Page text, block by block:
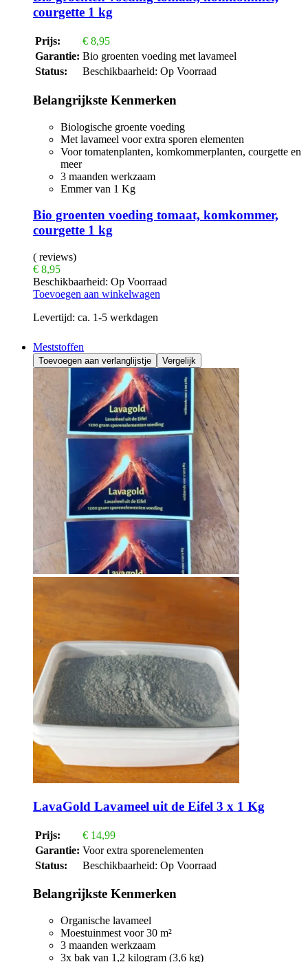
courgette 1 kg
Prijs: € 8,95
Garantie: Bio groenten voeding met lavameel
Status:
Beschikbaarheid: Op Voorraad
Belangrijkste Kenmerken
Biologische groente voeding
Met lavameel voor extra sporen elementen
Voor tomatenplanten, komkommerplanten, courgette en
meer
3 maanden werkzaam
Emmer van 1 Kg
Bio groenten voeding tomaat, komkommer,
courgette 1 kg
( reviews)
€ 8,95
Beschikbaarheid: Op Voorraad
Toevoegen aan winkelwagen
Levertijd: ca. 1-5 werkdagen
Meststoffen
Toevoegen aan verlanglijstje Vergelijk
LavaGold Lavameel uit de Eifel 3 x 1 Kg
Prijs: € 14,99
Garantie: Voor extra sporenelementen
Status:
Beschikbaarheid: Op Voorraad
Belangrijkste Kenmerken
Organische lavameel
Moestuinmest voor 30 m²
3 maanden werkzaam
3x bak van 1,2 kilogram (3,6 kg)